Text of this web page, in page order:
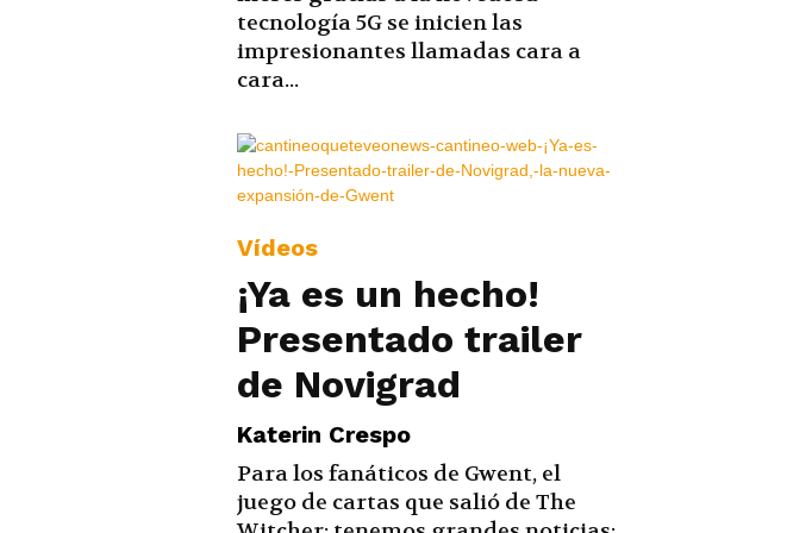
tecnología 5G se inicien las
impresionantes llamadas cara a
cara...
Vídeos
¡Ya es un hecho!
Presentado trailer
de Novigrad
Katerin Crespo
Para los fanáticos de Gwent, el
juego de cartas que salió de The